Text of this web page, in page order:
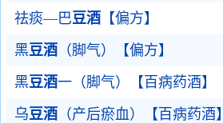
祛痰—巴豆酒 【偏方】
黑豆酒 （脚气）【偏方】
黑豆酒一（脚气）【百病药酒】
乌豆酒 （产后瘀血）【百病药酒】